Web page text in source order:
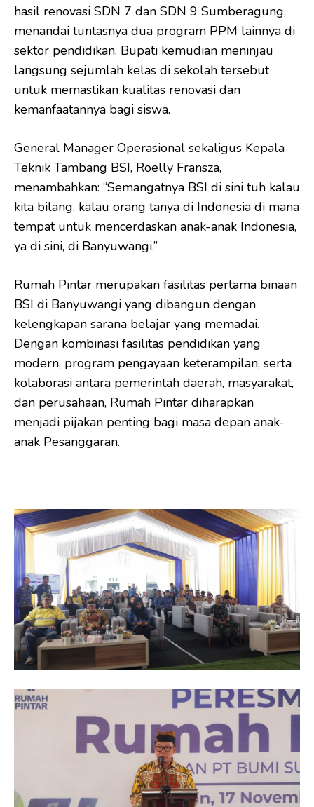
hasil renovasi SDN 7 dan SDN 9 Sumberagung,
menandai tuntasnya dua program PPM lainnya di
sektor pendidikan. Bupati kemudian meninjau
langsung sejumlah kelas di sekolah tersebut
untuk memastikan kualitas renovasi dan
kemanfaatannya bagi siswa.
General Manager Operasional sekaligus Kepala
Teknik Tambang BSI, Roelly Fransza,
menambahkan: “Semangatnya BSI di sini tuh kalau
kita bilang, kalau orang tanya di Indonesia di mana
tempat untuk mencerdaskan anak-anak Indonesia,
ya di sini, di Banyuwangi.”
Rumah Pintar merupakan fasilitas pertama binaan
BSI di Banyuwangi yang dibangun dengan
kelengkapan sarana belajar yang memadai.
Dengan kombinasi fasilitas pendidikan yang
modern, program pengayaan keterampilan, serta
kolaborasi antara pemerintah daerah, masyarakat,
dan perusahaan, Rumah Pintar diharapkan
menjadi pijakan penting bagi masa depan anak-
anak Pesanggaran.